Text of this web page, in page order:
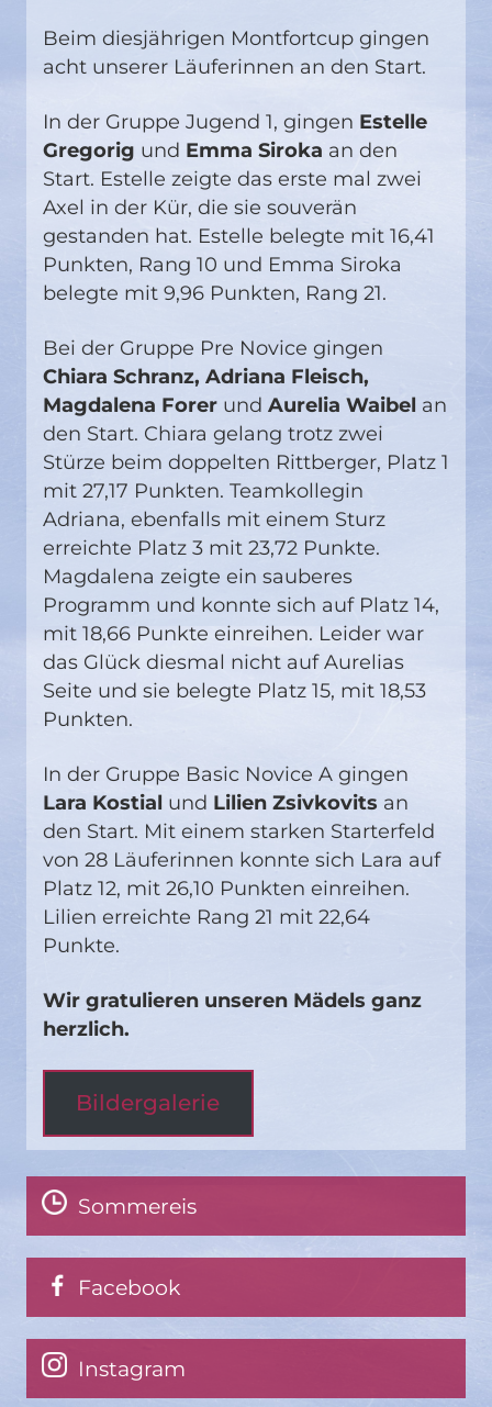
Beim diesjährigen Montfortcup gingen
acht unserer Läuferinnen an den Start.
In der Gruppe Jugend 1, gingen Estelle
Gregorig und Emma Siroka an den
Start. Estelle zeigte das erste mal zwei
Axel in der Kür, die sie souverän
gestanden hat. Estelle belegte mit 16,41
Punkten, Rang 10 und Emma Siroka
belegte mit 9,96 Punkten, Rang 21.
Bei der Gruppe Pre Novice gingen
Chiara Schranz, Adriana Fleisch,
Magdalena Forer und Aurelia Waibel an
den Start. Chiara gelang trotz zwei
Stürze beim doppelten Rittberger, Platz 1
mit 27,17 Punkten. Teamkollegin
Adriana, ebenfalls mit einem Sturz
erreichte Platz 3 mit 23,72 Punkte.
Magdalena zeigte ein sauberes
Programm und konnte sich auf Platz 14,
mit 18,66 Punkte einreihen. Leider war
das Glück diesmal nicht auf Aurelias
Seite und sie belegte Platz 15, mit 18,53
Punkten.
In der Gruppe Basic Novice A gingen
Lara Kostial und Lilien Zsivkovits an
den Start. Mit einem starken Starterfeld
von 28 Läuferinnen konnte sich Lara auf
Platz 12, mit 26,10 Punkten einreihen.
Lilien erreichte Rang 21 mit 22,64
Punkte.
Wir gratulieren unseren Mädels ganz
herzlich.
Bildergalerie
Sommereis
Facebook
Instagram